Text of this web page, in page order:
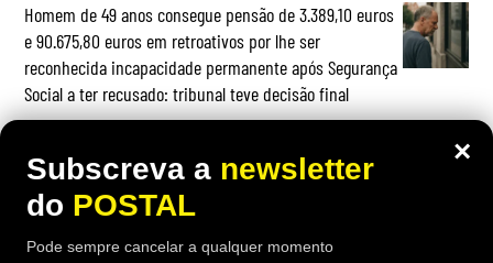
Homem de 49 anos consegue pensão de 3.389,10 euros
e 90.675,80 euros em retroativos por lhe ser
reconhecida incapacidade permanente após Segurança
Social a ter recusado: tribunal teve decisão final
OPINIÃO
×
Subscreva a newsletter
do POSTAL
Pode sempre cancelar a qualquer momento